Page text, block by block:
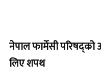
नेपाल फार्मेसी परिषद्को
लिए शपथ